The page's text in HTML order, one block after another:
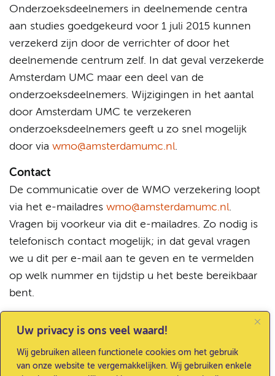
Uw privacy is ons veel waard!
Wij gebruiken alleen functionele cookies om het gebruik
van onze website te vergemakkelijken. Wij gebruiken enkele
Onderzoeksdeelnemers in deelnemende centra
aan studies goedgekeurd voor 1 juli 2015 kunnen
verzekerd zijn door de verrichter of door het
deelnemende centrum zelf. In dat geval verzekerde
Amsterdam UMC maar een deel van de
onderzoeksdeelnemers. Wijzigingen in het aantal
door Amsterdam UMC te verzekeren
onderzoeksdeelnemers geeft u zo snel mogelijk
door via wmo@amsterdamumc.nl.
Contact
De communicatie over de WMO verzekering loopt
via het e-mailadres wmo@amsterdamumc.nl.
Vragen bij voorkeur via dit e-mailadres. Zo nodig is
telefonisch contact mogelijk; in dat geval vragen
we u dit per e-mail aan te geven en te vermelden
op welk nummer en tijdstip u het beste bereikbaar
bent.
Ga naar boven
Veelgestelde vragen -
Onderzoeksdeelnemersverzekering